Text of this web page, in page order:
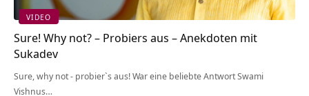
VIDEO
Sure! Why not? – Probiers aus – Anekdoten mit
Sukadev
Sure, why not - probier`s aus! War eine beliebte Antwort Swami
Vishnus…